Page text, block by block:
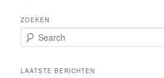
ZOEKEN
e
rLAATSTE BERICHTEN